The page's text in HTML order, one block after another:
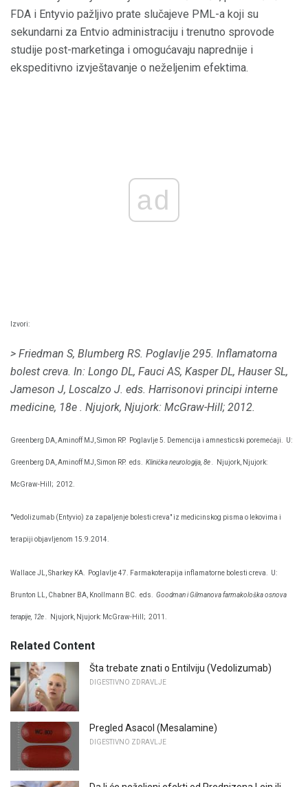
FDA i Entyvio pažljivo prate slučajeve PML-a koji su
sekundarni za Entvio administraciju i trenutno sprovode
studije post-marketinga i omogućavaju naprednije i
ekspeditivno izvještavanje o neželjenim efektima.
ad
Izvori:
> Friedman S, Blumberg RS. Poglavlje 295. Inflamatorna
bolest creva. In: Longo DL, Fauci AS, Kasper DL, Hauser SL,
Jameson J, Loscalzo J. eds. Harrisonovi principi interne
medicine, 18e . Njujork, Njujork: McGraw-Hill; 2012.
Greenberg DA, Aminoff MJ, Simon RP. Poglavlje 5. Demencija i amnesticski poremećaji. U:
Greenberg DA, Aminoff MJ, Simon RP. eds. Klinička neurologija, 8e Njujork, Njujork:
McGraw-Hill; 2012.
"Vedolizumab (Entyvio) za zapaljenje bolesti creva" iz medicinskog pisma o lekovima i
terapiji objavljenom 15.9.2014.
Wallace JL, Sharkey KA. Poglavlje 47. Farmakoterapija inflamatorne bolesti creva. U:
Brunton LL, Chabner BA, Knollmann BC. eds. Goodman i Gilmanova farmakološka osnova
terapije, 12e Njujork, Njujork: McGraw-Hill; 2011.
Related Content
Šta trebate znati o Entilviju (Vedolizumab)
DIGESTIVNO ZDRAVLJE
Pregled Asacol (Mesalamine)
DIGESTIVNO ZDRAVLJE